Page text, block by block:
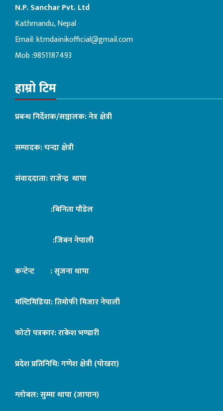
N.P. Sanchar Pvt. Ltd
Kathmandu, Nepal
Email:ktmdainikofficial@gmail.com
Mob :9851187493
हाम्रो टिम
प्रबन्ध निर्देशक/सञ्चालक: नेत्र क्षेत्री
सम्पादक: चन्दा क्षेत्री
संवाददाता: राजेन्द्र थापा
:बिनिता पौडेल
:जिबन नेपाली
कन्टेन्ट : सृजना थापा
मल्टिमिडिया: तिमोफी मिजार नेपाली
फोटो पत्रकार: राकेश भण्डारी
प्रदेश प्रतिनिधि: गणेश क्षेत्री (पोखरा)
ग्लोबल: सुम्मा थापा (जापान)